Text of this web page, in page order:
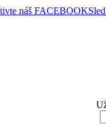
náš FACEBOOK